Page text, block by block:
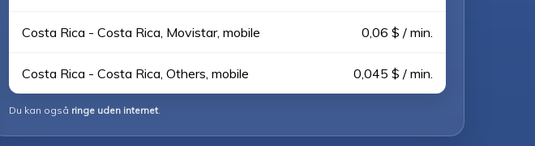
Costa Rica - Costa Rica, Movistar, mobile 0,06 $ / min.
Costa Rica - Costa Rica, Others, mobile 0,045 $ / min.
Du kan også ringe uden internet.